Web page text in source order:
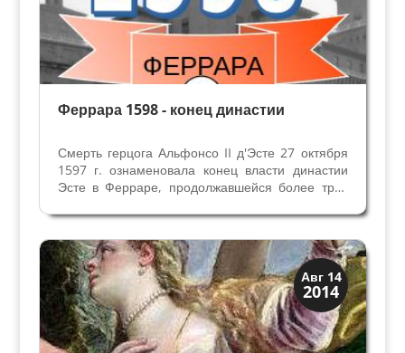
Феррара 1598 - конец династии
Смерть герцога Альфонсо II д'Эсте 27 октября
1597 г. ознаменовала конец власти династии
Эсте в Ферраре, продолжавшейся более трех
вступала в действие булла Папы Пия V,
согласно которой возобновление инвеституры
Герцога...
Авг 14
2014
Искусство
Тайны картин